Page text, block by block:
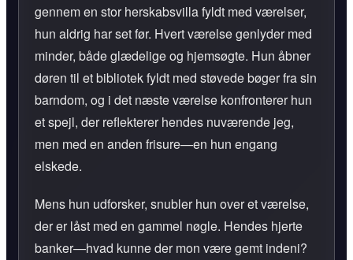
gennem en stor herskabsvilla fyldt med værelser,
hun aldrig har set før. Hvert værelse genlyder med
minder, både glædelige og hjemsøgte. Hun åbner
døren til et bibliotek fyldt med støvede bøger fra sin
barndom, og i det næste værelse konfronterer hun
et spejl, der reflekterer hendes nuværende jeg,
men med en anden frisure—en hun engang
elskede.
Mens hun udforsker, snubler hun over et værelse,
der er låst med en gammel nøgle. Hendes hjerte
banker—hvad kunne der mon være gemt indeni?